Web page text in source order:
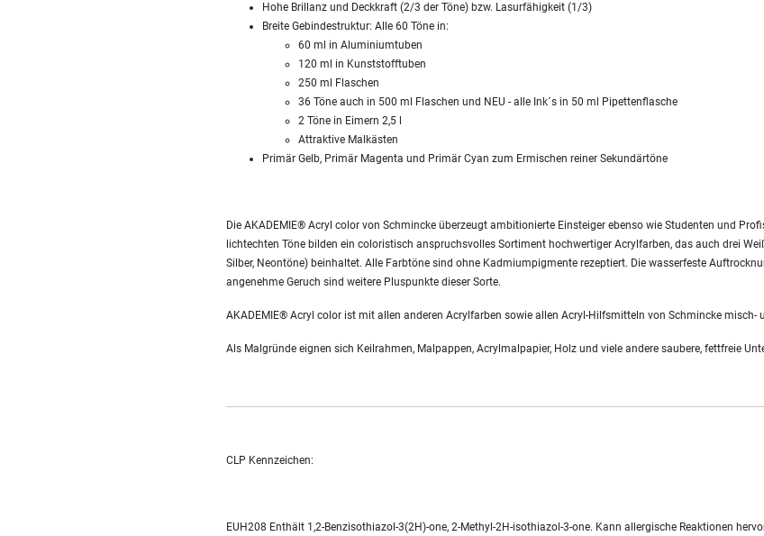
Hohe Brillanz und Deckkraft (2/3 der Töne) bzw. Lasurfähigkeit (1/3)
Breite Gebindestruktur: Alle 60 Töne in:
60 ml in Aluminiumtuben
120 ml in Kunststofftuben
250 ml Flaschen
36 Töne auch in 500 ml Flaschen und NEU - alle Ink´s in 50 ml Pipettenflasche
2 Töne in Eimern 2,5 l
Attraktive Malkästen
Primär Gelb, Primär Magenta und Primär Cyan zum Ermischen reiner Sekundärtöne
Die AKADEMIE® Acryl color von Schmincke überzeugt ambitionierte Einsteiger ebenso wie Studenten und
lichtechten Töne bilden ein coloristisch anspruchsvolles Sortiment hochwertiger Acrylfarben, das auch drei
Silber, Neontöne) beinhaltet. Alle Farbtöne sind ohne Kadmiumpigmente rezeptiert. Die wasserfeste
angenehme Geruch sind weitere Pluspunkte dieser Sorte.
AKADEMIE® Acryl color ist mit allen anderen Acrylfarben sowie allen Acryl-Hilfsmitteln von Schmincke misch-
Als Malgründe eignen sich Keilrahmen, Malpappen, Acrylmalpapier, Holz und viele andere saubere, fettfreie
CLP Kennzeichen:
EUH208 Enthält 1,2-Benzisothiazol-3(2H)-one, 2-Methyl-2H-isothiazol-3-one. Kann allergische Reaktionen